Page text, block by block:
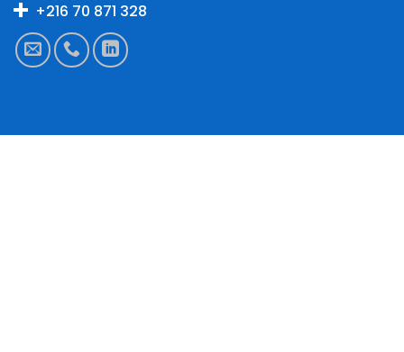
+216 70 871 328